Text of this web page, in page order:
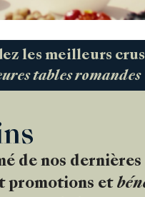
les meilleurs crus
tables romandes
de nos dernières
promotions et